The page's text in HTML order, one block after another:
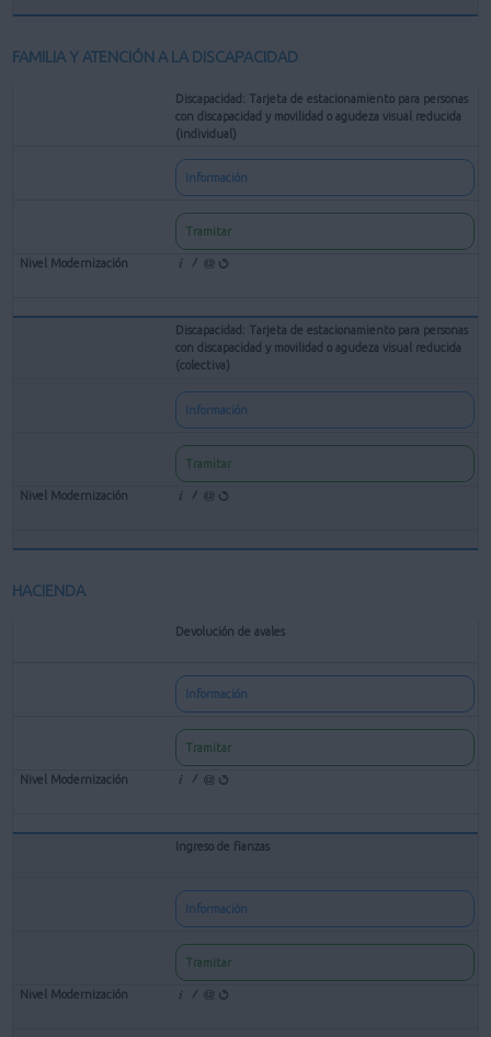
FAMILIA Y ATENCIÓN A LA DISCAPACIDAD
Discapacidad: Tarjeta de estacionamiento para personas
con discapacidad y movilidad o agudeza visual reducida
(individual)
Información
Tramitar
Discapacidad: Tarjeta de estacionamiento para personas
con discapacidad y movilidad o agudeza visual reducida
(colectiva)
Información
Tramitar
HACIENDA
Devolución de avales
Información
Tramitar
Ingreso de fianzas
Información
Tramitar